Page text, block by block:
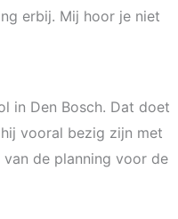
erbij. Mij hoor je niet
in Den Bosch. Dat doet
vooral bezig zijn met
de planning voor de